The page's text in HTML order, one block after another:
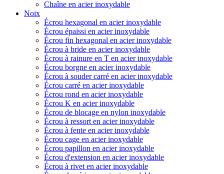
Chaîne en acier inoxydable
Noix
Écrou hexagonal en acier inoxydable
Écrou épaissi en acier inoxydable
Écrou fin hexagonal en acier inoxydable
Écrou à bride en acier inoxydable
Écrou à rainure en T en acier inoxydable
Écrou borgne en acier inoxydable
Écrou à souder carré en acier inoxydable
Écrou carré en acier inoxydable
Écrou rond en acier inoxydable
Écrou K en acier inoxydable
Écrou de blocage en nylon inoxydable
Écrou à ressort en acier inoxydable
Écrou à fente en acier inoxydable
Écrou cage en acier inoxydable
Écrou papillon en acier inoxydable
Écrou d'extension en acier inoxydable
Écrou à rivet en acier inoxydable